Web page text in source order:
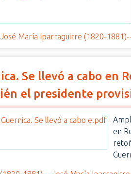
José María Iparraguirre (1820-
Se llevó a cabo en
el presidente
en